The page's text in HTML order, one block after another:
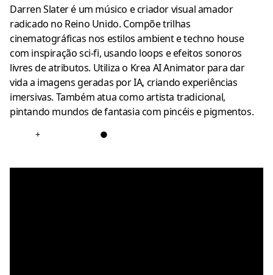
Darren Slater é um músico e criador visual amador
radicado no Reino Unido. Compõe trilhas
cinematográficas nos estilos ambient e techno house
com inspiração sci-fi, usando loops e efeitos sonoros
livres de atributos. Utiliza o Krea AI Animator para dar
vida a imagens geradas por IA, criando experiências
imersivas. Também atua como artista tradicional,
pintando mundos de fantasia com pincéis e pigmentos.
+ ●